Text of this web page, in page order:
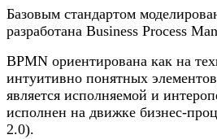
Базовым стандартом
разработана Business Process
BPMN ориентирована как на
интуитивно понятных
является исполняемой и
исполнен на движке бизнес-
2.0).